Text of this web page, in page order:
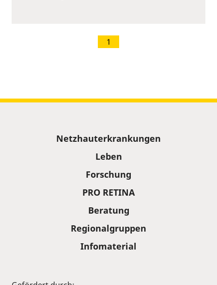
1
Netzhauterkrankungen
Leben
Forschung
PRO RETINA
Beratung
Regionalgruppen
Infomaterial